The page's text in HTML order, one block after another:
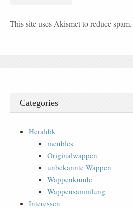
This site uses Akismet to reduce spam.
Categories
Heraldik
meubles
Originalwappen
unbekannte Wappen
Wappenkunde
Wappensammlung
Interessen